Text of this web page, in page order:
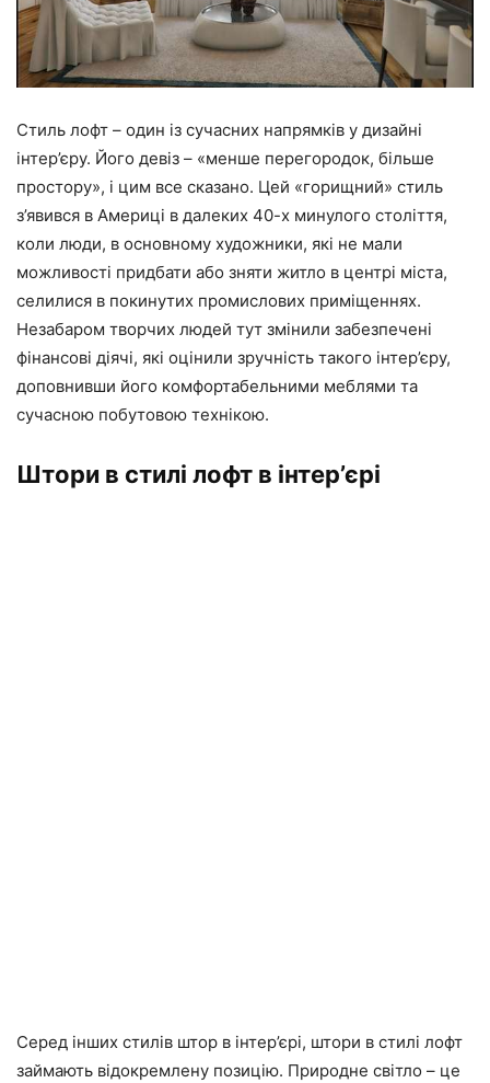
Стиль лофт – один із сучасних напрямків у дизайні
інтер’єру. Його девіз – «менше перегородок, більше
простору», і цим все сказано. Цей «горищний» стиль
з’явився в Америці в далеких 40-х минулого століття,
коли люди, в основному художники, які не мали
можливості придбати або зняти житло в центрі міста,
селилися в покинутих промислових приміщеннях.
Незабаром творчих людей тут змінили забезпечені
фінансові діячі, які оцінили зручність такого інтер’єру,
доповнивши його комфортабельними меблями та
сучасною побутовою технікою.
Штори в стилі лофт в інтер’єрі
Серед інших стилів штор в інтер’єрі, штори в стилі лофт
займають відокремлену позицію. Природне світло – це